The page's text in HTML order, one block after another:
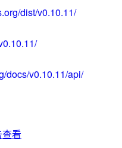
dist/v0.10.11/
docs/v0.10.11/api/
查看